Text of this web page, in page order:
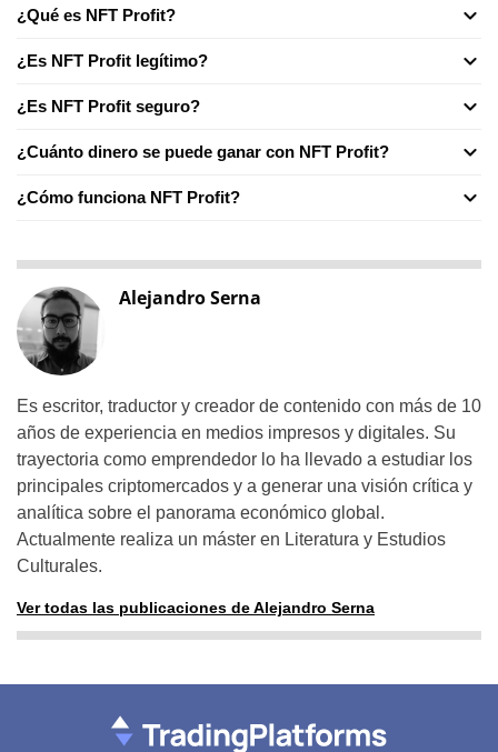
¿Qué es NFT Profit?
¿Es NFT Profit legítimo?
¿Es NFT Profit seguro?
¿Cuánto dinero se puede ganar con NFT Profit?
¿Cómo funciona NFT Profit?
Alejandro Serna
Es escritor, traductor y creador de contenido con más de 10
años de experiencia en medios impresos y digitales. Su
trayectoria como emprendedor lo ha llevado a estudiar los
principales criptomercados y a generar una visión crítica y
analítica sobre el panorama económico global.
Actualmente realiza un máster en Literatura y Estudios
Culturales.
Ver todas las publicaciones de Alejandro Serna